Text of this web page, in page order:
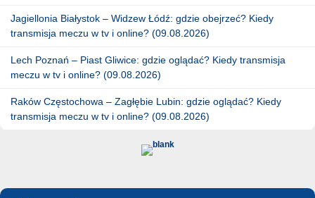
Jagiellonia Białystok – Widzew Łódź: gdzie obejrzeć? Kiedy
transmisja meczu w tv i online? (09.08.2026)
Lech Poznań – Piast Gliwice: gdzie oglądać? Kiedy transmisja
meczu w tv i online? (09.08.2026)
Raków Częstochowa – Zagłębie Lubin: gdzie oglądać? Kiedy
transmisja meczu w tv i online? (09.08.2026)